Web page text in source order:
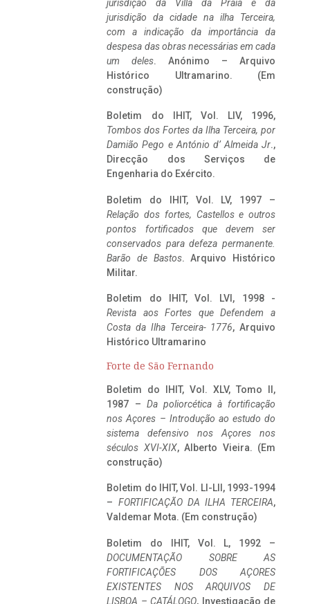
jurisdição da Villa da Praia e da
jurisdição da cidade na ilha Terceira,
com a indicação da importância da
despesa das obras necessárias em cada
um deles. Anónimo – Arquivo
Histórico Ultramarino. (Em
construção)
Boletim do IHIT, Vol. LIV, 1996,
Tombos dos Fortes da Ilha Terceira, por
Damião Pego e António d’ Almeida Jr.,
Direcção dos Serviços de
Engenharia do Exército.
Boletim do IHIT, Vol. LV, 1997 –
Relação dos fortes, Castellos e outros
pontos fortificados que devem ser
conservados para defeza permanente.
Barão de Bastos. Arquivo Histórico
Militar.
Boletim do IHIT, Vol. LVI, 1998 -
Revista aos Fortes que Defendem a
Costa da Ilha Terceira- 1776, Arquivo
Histórico Ultramarino
Forte de São Fernando
Boletim do IHIT, Vol. XLV, Tomo II,
1987 – Da poliorcética à fortificação
nos Açores – Introdução ao estudo do
sistema defensivo nos Açores nos
séculos XVI-XIX, Alberto Vieira. (Em
construção)
Boletim do IHIT, Vol. LI-LII, 1993-1994
– FORTIFICAÇÃO DA ILHA TERCEIRA,
Valdemar Mota. (Em construção)
Boletim do IHIT, Vol. L, 1992 –
DOCUMENTAÇÃO SOBRE AS
FORTIFICAÇÕES DOS AÇORES
EXISTENTES NOS ARQUIVOS DE
LISBOA – CATÁLOGO, Investigação de